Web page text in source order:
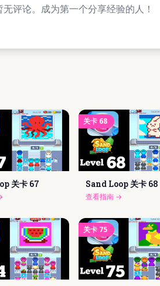
无评论。成为第一个分享经验的人！
关卡 67
关卡 68
Sand Loop 关卡 68
查看指南→
关卡 75